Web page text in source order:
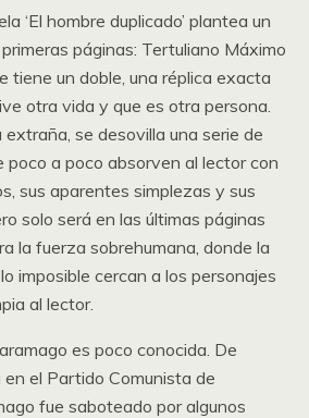
‘El hombre duplicado’ plantea un
páginas: Tertuliano Máximo
tiene un doble, una réplica exacta
otra vida y que es otra persona.
se desovilla una serie de
poco a poco absorven al lector con
sus aparentes simplezas y sus
solo será en las últimas páginas
la fuerza sobrehumana, donde la
imposible cercan a los personajes
al lector.
es poco conocida. De
el Partido Comunista de
fue saboteado por algunos